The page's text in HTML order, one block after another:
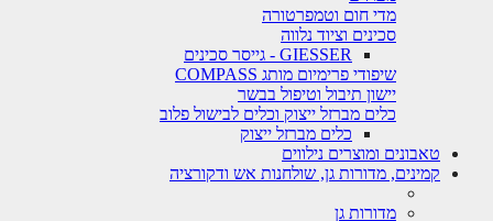
מדי חום וטמפרטורה
סכינים וציוד נלווה
GIESSER - גייסר סכינים
שיפודי פרימיום מותג COMPASS
יישון תיבול וטיפול בבשר
כלים מברזל ייצוק וכלים לבישול פלוב
כלים מברזל ייצוק
טאבונים ומוצרים נילווים
קמינים, מדורות גן, שולחנות אש ודקורציה
מדורות גן